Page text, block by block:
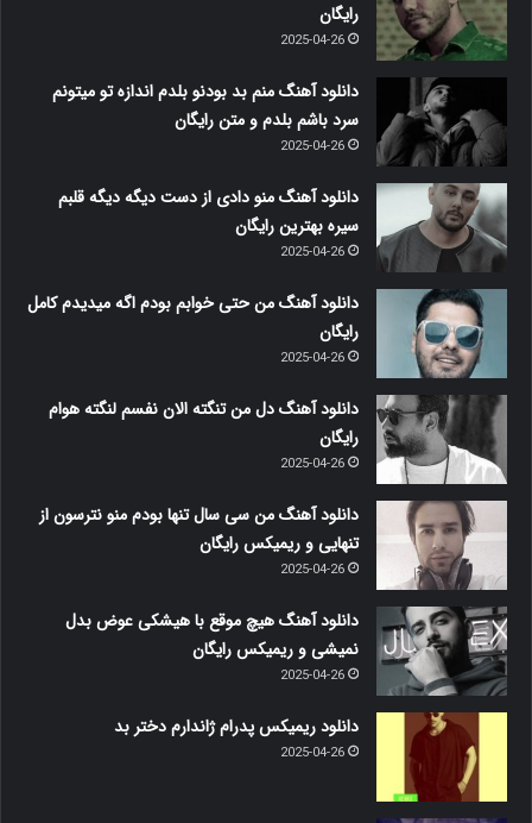
رایگان
2025-04-26
دانلود آهنگ منم بد بودنو بلدم اندازه تو میتونم
سرد باشم بلدم و متن رایگان
2025-04-26
دانلود آهنگ منو دادی از دست دیگه دیگه قلبم
سیره بهترین رایگان
2025-04-26
دانلود آهنگ من حتی خوابم بودم اگه میدیدم کامل
رایگان
2025-04-26
دانلود آهنگ دل من تنگته الان نفسم لنگته هوام
رایگان
2025-04-26
دانلود آهنگ من سی سال تنها بودم منو نترسون از
تنهایی و ریمیکس رایگان
2025-04-26
دانلود آهنگ هیچ موقع با هیشکی عوض بدل
نمیشی و ریمیکس رایگان
2025-04-26
دانلود ریمیکس پدرام ژاندارم دختر بد
2025-04-26